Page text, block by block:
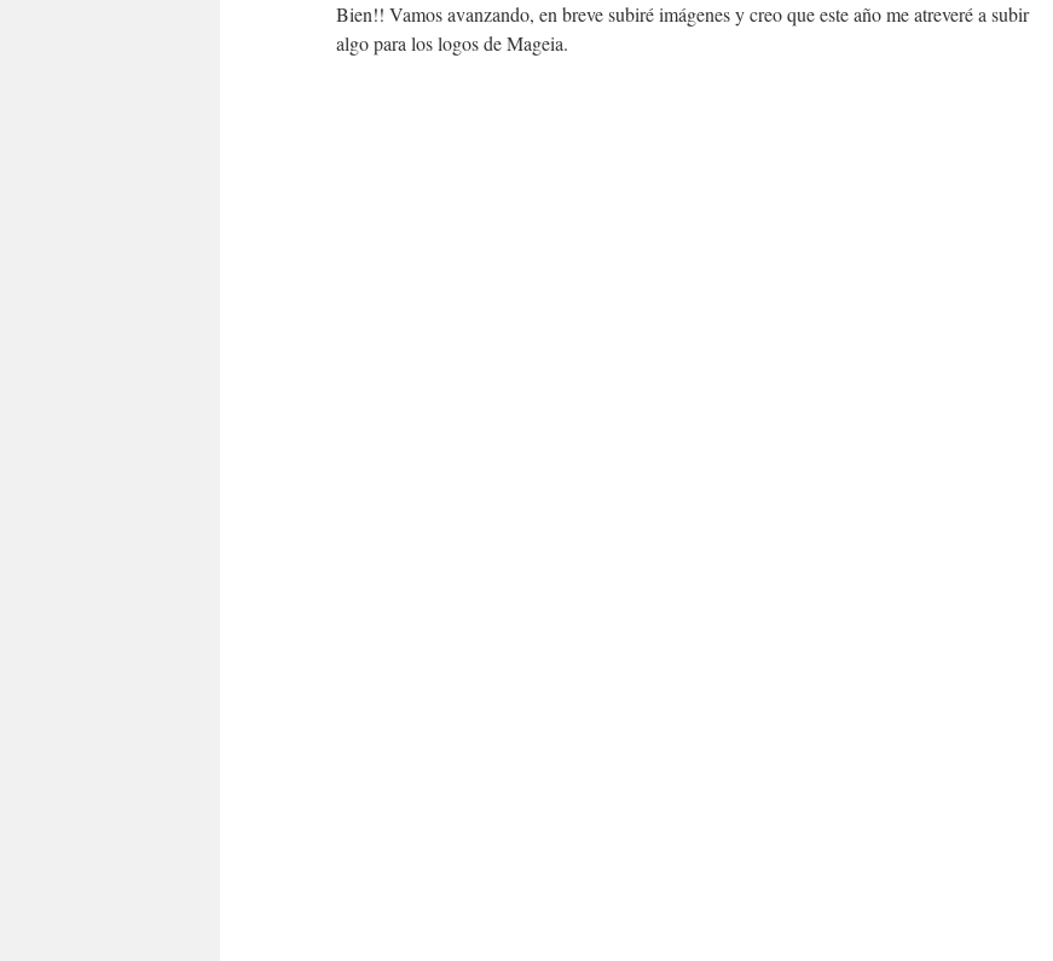
Bien!! Vamos avanzando, en breve subiré imágenes y creo que este año me atreveré a subir
algo para los logos de Mageia.